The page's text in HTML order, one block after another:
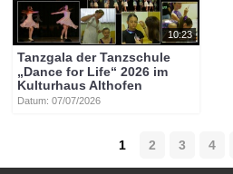
10:23
Tanzgala der Tanzschule
„Dance for Life“ 2026 im
Kulturhaus Althofen
Datum: 07/07/2026
1 2 3 4